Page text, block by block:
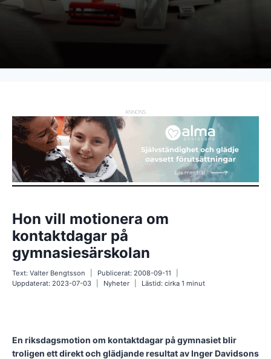
ANNONS
Hon vill motionera om
kontaktdagar på
gymnasiesärskolan
Text: Valter Bengtsson Publicerat: 2008-09-11
Uppdaterat: 2023-07-03 Nyheter Lästid: cirka1minut
En riksdagsmotion om kontaktdagar på gymnasiet blir
troligen ett direkt och glädjande resultat av Inger Davidsons